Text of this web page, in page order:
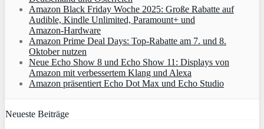
Amazon Black Friday Woche 2025: Große Rabatte auf
Audible, Kindle Unlimited, Paramount+ und
Amazon‑Hardware
Amazon Prime Deal Days: Top-Rabatte am 7. und 8.
Oktober nutzen
Neue Echo Show 8 und Echo Show 11: Displays von
Amazon mit verbessertem Klang und Alexa
Amazon präsentiert Echo Dot Max und Echo Studio
Neueste Beiträge